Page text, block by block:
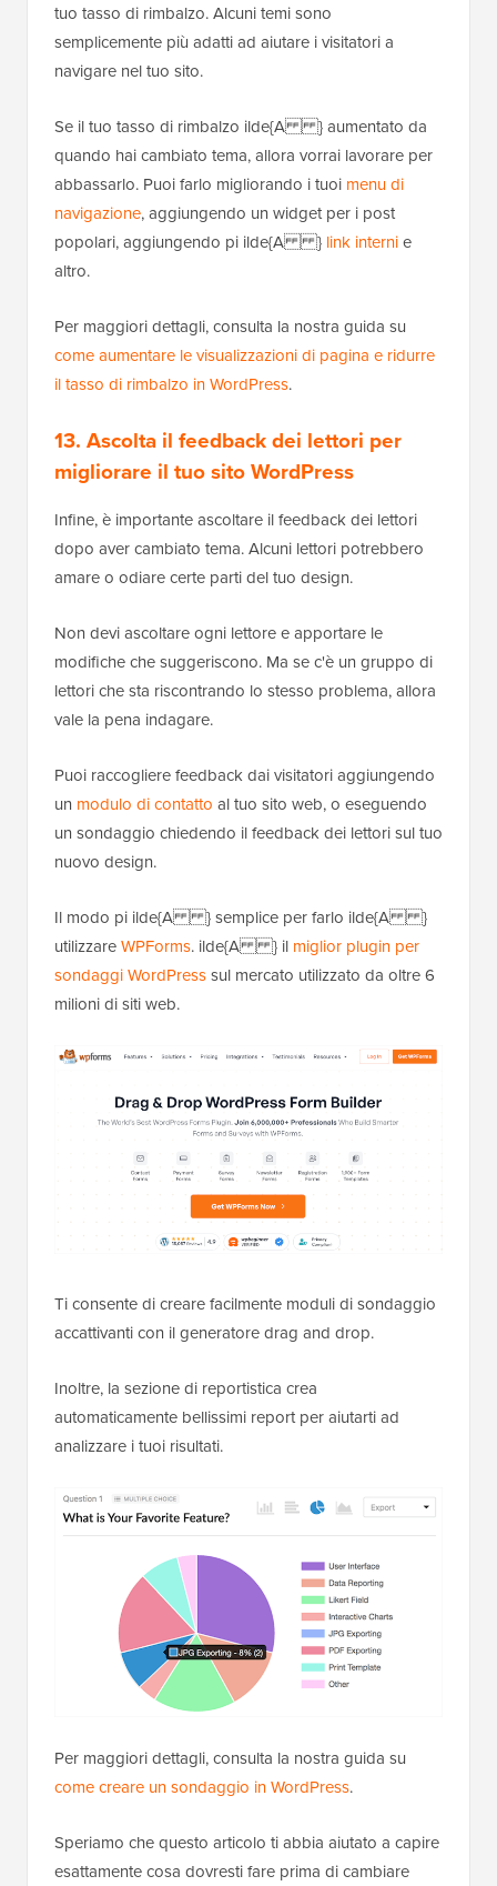
tuo tasso di rimbalzo. Alcuni temi sono
semplicemente più adatti ad aiutare i visitatori a
navigare nel tuo sito.
Se il tuo tasso di rimbalzo ilde{A } aumentato da
quando hai cambiato tema, allora vorrai lavorare per
abbassarlo. Puoi farlo migliorando i tuoi menu di
navigazione, aggiungendo un widget per i post
popolari, aggiungendo pi ilde{A } link internie
altro.
Per maggiori dettagli, consulta la nostra guida su
come aumentare le visualizzazioni di pagina e ridurre
il tasso di rimbalzo in WordPress.
13. Ascolta il feedback dei lettori per
migliorare il tuo sito WordPress
Infine, è importante ascoltare il feedback dei lettori
dopo aver cambiato tema. Alcuni lettori potrebbero
amare o odiare certe parti del tuo design.
Non devi ascoltare ogni lettore e apportare le
modifiche che suggeriscono. Ma se c'è un gruppo di
lettori che sta riscontrando lo stesso problema, allora
vale la pena indagare.
Puoi raccogliere feedback dai visitatori aggiungendo
un modulo di contatto al tuo sito web, o eseguendo
un sondaggio chiedendo il feedback dei lettori sul tuo
nuovo design.
Il modo pi ilde{A } semplice per farlo ilde{A }
utilizzareWPForms. ilde{A } il miglior plugin per
sondaggi WordPresssul mercato utilizzato da oltre 6
milioni di siti web.
Ti consente di creare facilmente moduli di sondaggio
accattivanti con il generatore drag and drop.
Inoltre, la sezione di reportistica crea
automaticamente bellissimi report per aiutarti ad
analizzare i tuoi risultati.
Per maggiori dettagli, consulta la nostra guida su
come creare un sondaggio in WordPress.
Speriamo che questo articolo ti abbia aiutato a capire
esattamente cosa dovresti fare prima di cambiare